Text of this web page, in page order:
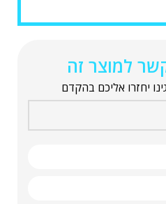
למוצר זה
יחזרו אליכם בהקדם